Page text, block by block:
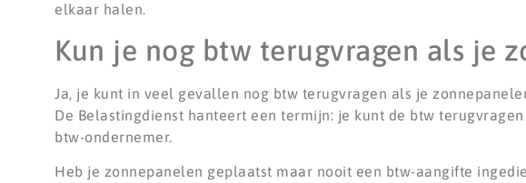
elkaar halen.
Kun je nog btw terugvragen als je
Ja, je kunt in veel gevallen nog btw terugvragen als je
De Belastingdienst hanteert een termijn: je kunt de btw
btw-ondernemer.
Heb je zonnepanelen geplaatst maar nooit een btw-aangifte